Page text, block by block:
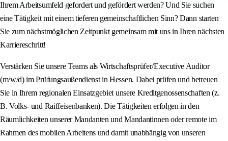
Ihrem Arbeitsumfeld gefordert und gefördert werden? Und Sie suchen
eine Tätigkeit mit einem tieferen gemeinschaftlichen Sinn? Dann starten
Sie zum nächstmöglichen Zeitpunkt gemeinsam mit uns in Ihren nächsten
Karriereschritt!
Verstärken Sie unsere Teams als Wirtschaftsprüfer/Executive Auditor
(m/w/d) im Prüfungsaußendienst in Hessen. Dabei prüfen und betreuen
Sie in Ihrem regionalen Einsatzgebiet unsere Kreditgenossenschaften (z.
B. Volks- und Raiffeisenbanken). Die Tätigkeiten erfolgen in den
Räumlichkeiten unserer Mandanten und Mandantinnen oder remote im
Rahmen des mobilen Arbeitens und damit unabhängig von unseren